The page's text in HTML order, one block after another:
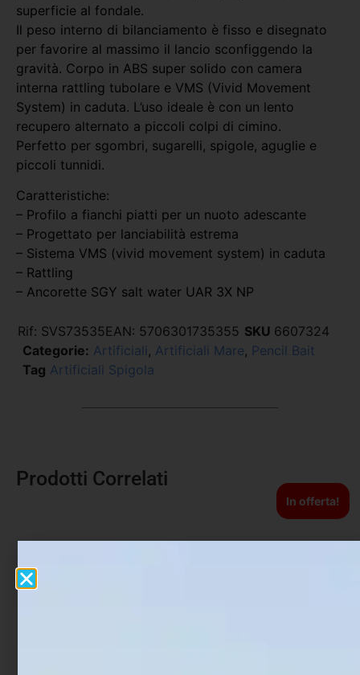
superficie al fondale.
Il peso interno di bilanciamento è fisso e disegnato
per favorire al massimo il lancio sconfiggendo la
gravità. Corpo in ABS super solido con camera
interna rattling tubolare e VMS (Vivid Movement
System) in caduta. L’uso ideale è con un lento
recupero alternato a piccoli colpi di cimino.
Perfetto per sgombri, sugarelli, spigole, aguglie e
piccoli tunnidi.
Caratteristiche:
– Profilo a fianchi piatti per un nuoto adescante
– Progettato per lanciabilità estrema
– Sistema VMS (vivid movement system) in caduta
– Rattling
– Ancorette SGY salt water UAR 3X NP
Rif: SVS73535EAN: 5706301735355 SKU 6607324
Categorie: Artificiali , Artificiali Mare, Pencil Bait
Tag Artificiali Spigola
Prodotti Correlati
In offerta!